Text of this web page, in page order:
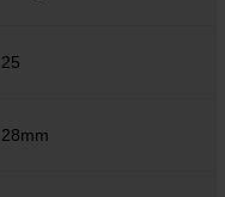
25
28mm